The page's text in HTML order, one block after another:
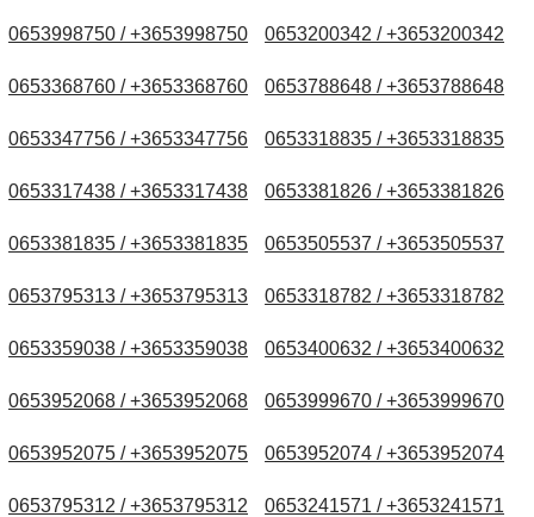
0653998750 / +3653998750 0653200342 / +3653200342
0653368760 / +3653368760 0653788648 / +3653788648
0653347756 / +3653347756 0653318835 / +3653318835
0653317438 / +3653317438 0653381826 / +3653381826
0653381835 / +3653381835 0653505537 / +3653505537
0653795313 / +3653795313 0653318782 / +3653318782
0653359038 / +3653359038 0653400632 / +3653400632
0653952068 / +3653952068 0653999670 / +3653999670
0653952075 / +3653952075 0653952074 / +3653952074
0653795312 / +3653795312 0653241571 / +3653241571